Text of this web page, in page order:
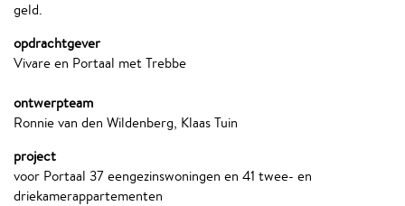
geld.
opdrachtgever
Vivare en Portaal met Trebbe
ontwerpteam
Ronnie van den Wildenberg, Klaas Tuin
project
voor Portaal 37 eengezinswoningen en 41 twee- en
driekamerappartementen